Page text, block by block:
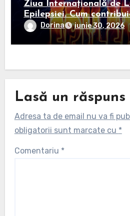
Ziua Internațională de
Epilepsiei. Cum
informarea și sprijinirea
diagnosticate
Dorina iunie 30, 2026
Lasă un răspuns
Adresa ta de email nu va fi
obligatorii sunt marcate cu *
Comentariu *